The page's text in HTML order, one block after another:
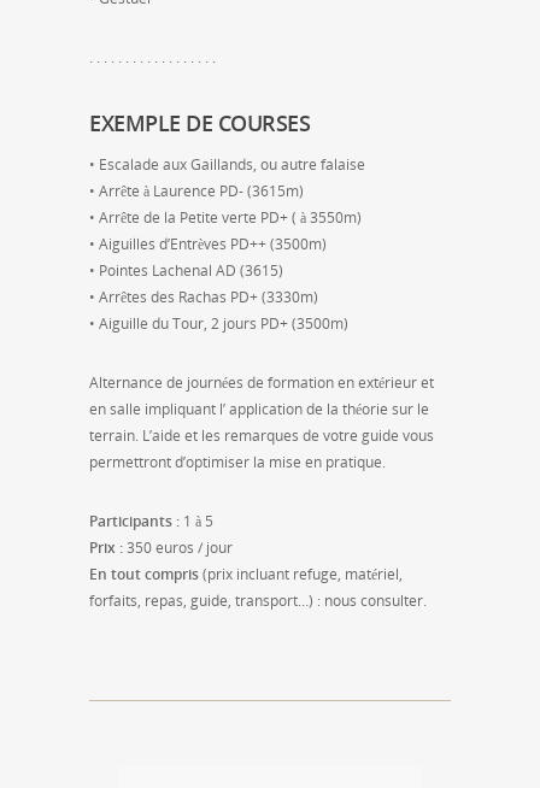
. . . . . . . . . . . . . . . . . .
EXEMPLE DE COURSES
• Escalade aux Gaillands, ou autre falaise
• Arrête à Laurence PD- (3615m)
• Arrête de la Petite verte PD+ ( à 3550m)
• Aiguilles d’Entrèves PD++ (3500m)
• Pointes Lachenal AD (3615)
• Arrêtes des Rachas PD+ (3330m)
• Aiguille du Tour, 2 jours PD+ (3500m)
Alternance de journées de formation en extérieur et
en salle impliquant l’ application de la théorie sur le
terrain. L’aide et les remarques de votre guide vous
permettront d’optimiser la mise en pratique.
Participants : 1 à 5
Prix :350 euros / jour
En tout compris(prix incluant refuge, matériel,
forfaits, repas, guide, transport…) : nous consulter.